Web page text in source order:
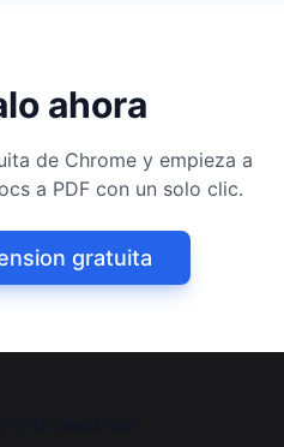
ahora
de Chrome y empieza a
a PDF con un solo clic.
gratuita